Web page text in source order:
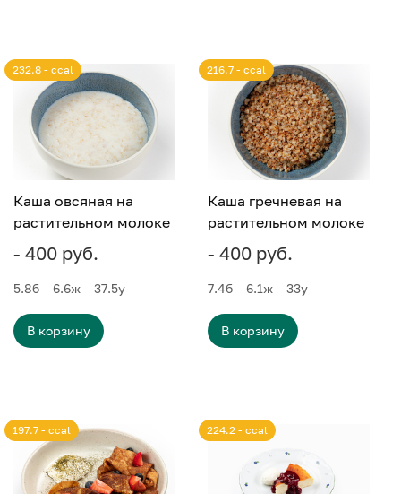
Каша овсяная на
растительном молоке
- 400 руб.
232.8 - ccal
5.8б 6.6ж 37.5у
В корзину
Каша гречневая на
растительном молоке
- 400 руб.
216.7 - ccal
7.4б 6.1ж 33у
В корзину
197.7 - ccal 224.2 - ccal